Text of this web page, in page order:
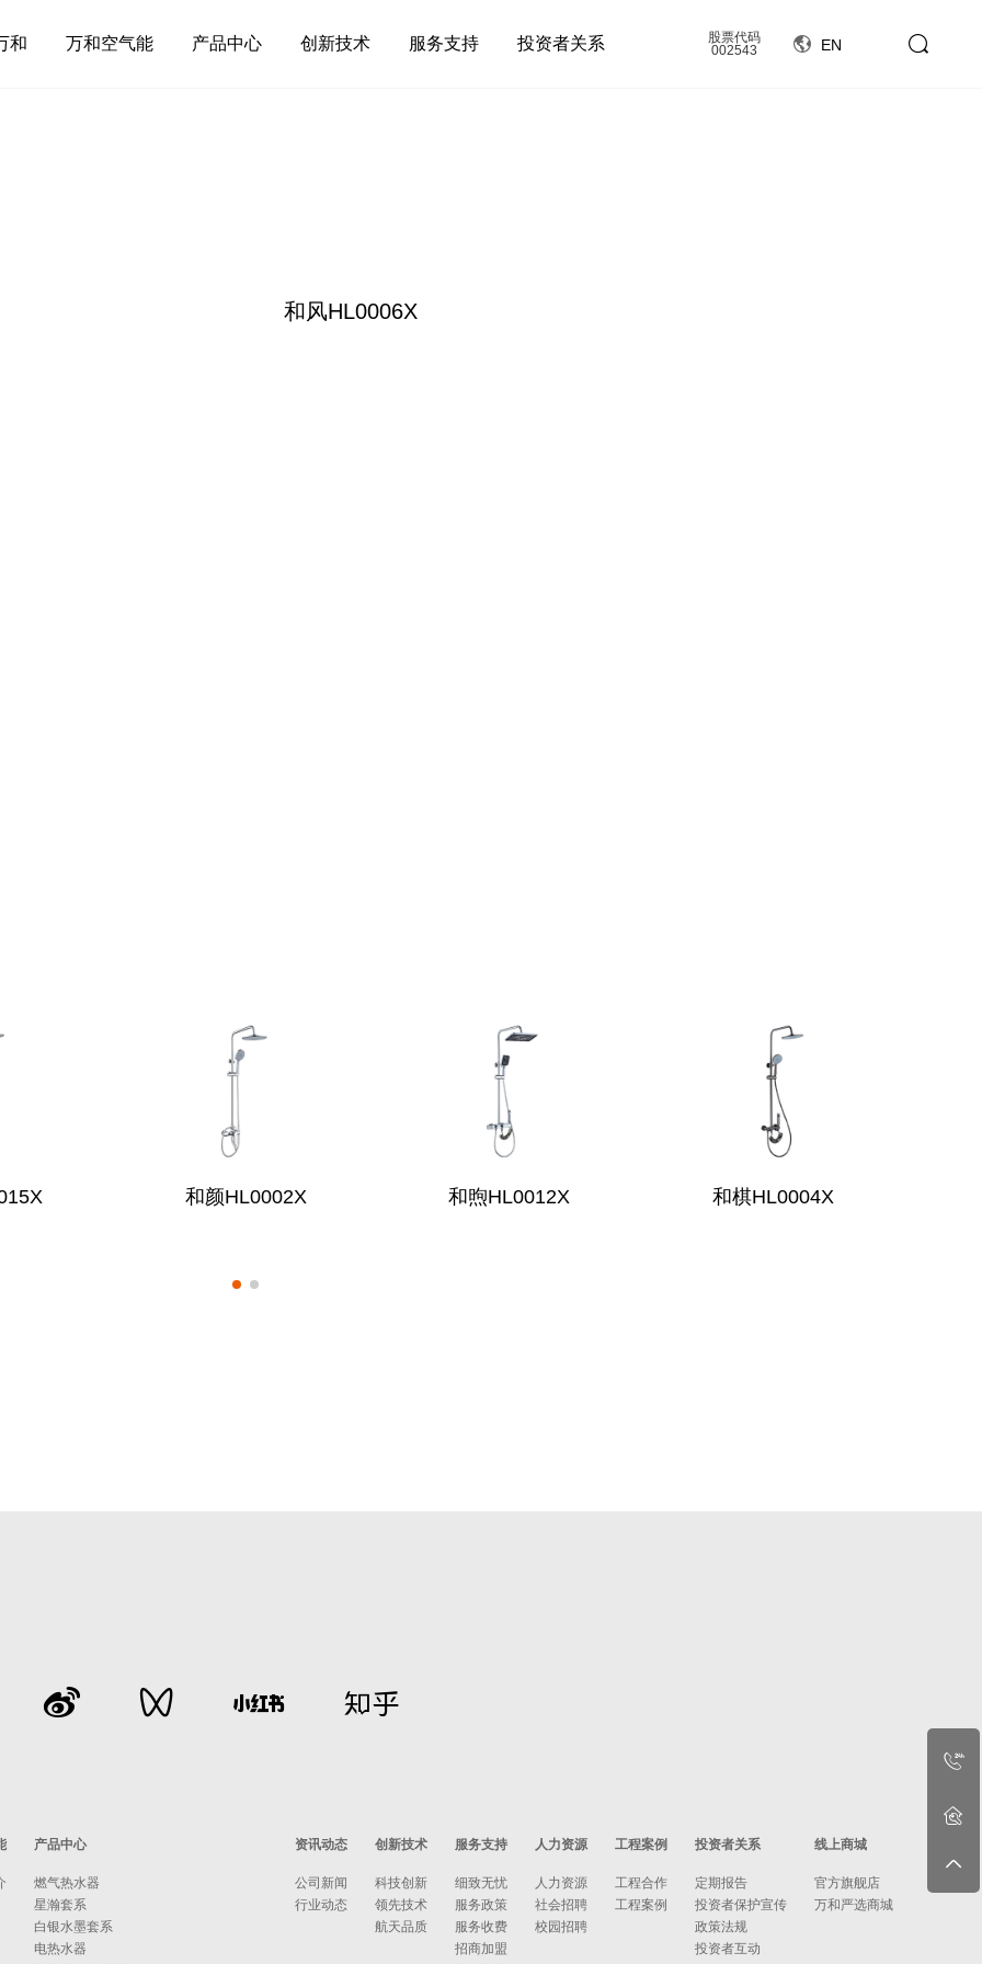
和 万和空气能 产品中心 创新技术 服务支持 投资者关系
股票代码
002543
EN
和风HL0006X
和颜HL0002X 和煦HL0012X 和棋HL0004X
产品中心
燃气热水器
星瀚套系
白银水墨套系
电热水器
资讯动态
公司新闻
行业动态
创新技术
科技创新
领先技术
航天品质
服务支持
细致无忧
服务政策
服务收费
招商加盟
人力资源
人力资源
社会招聘
校园招聘
工程案例
工程合作
工程案例
投资者关系
定期报告
投资者保护宣传
政策法规
投资者互动
线上商城
官方旗舰店
万和严选商城